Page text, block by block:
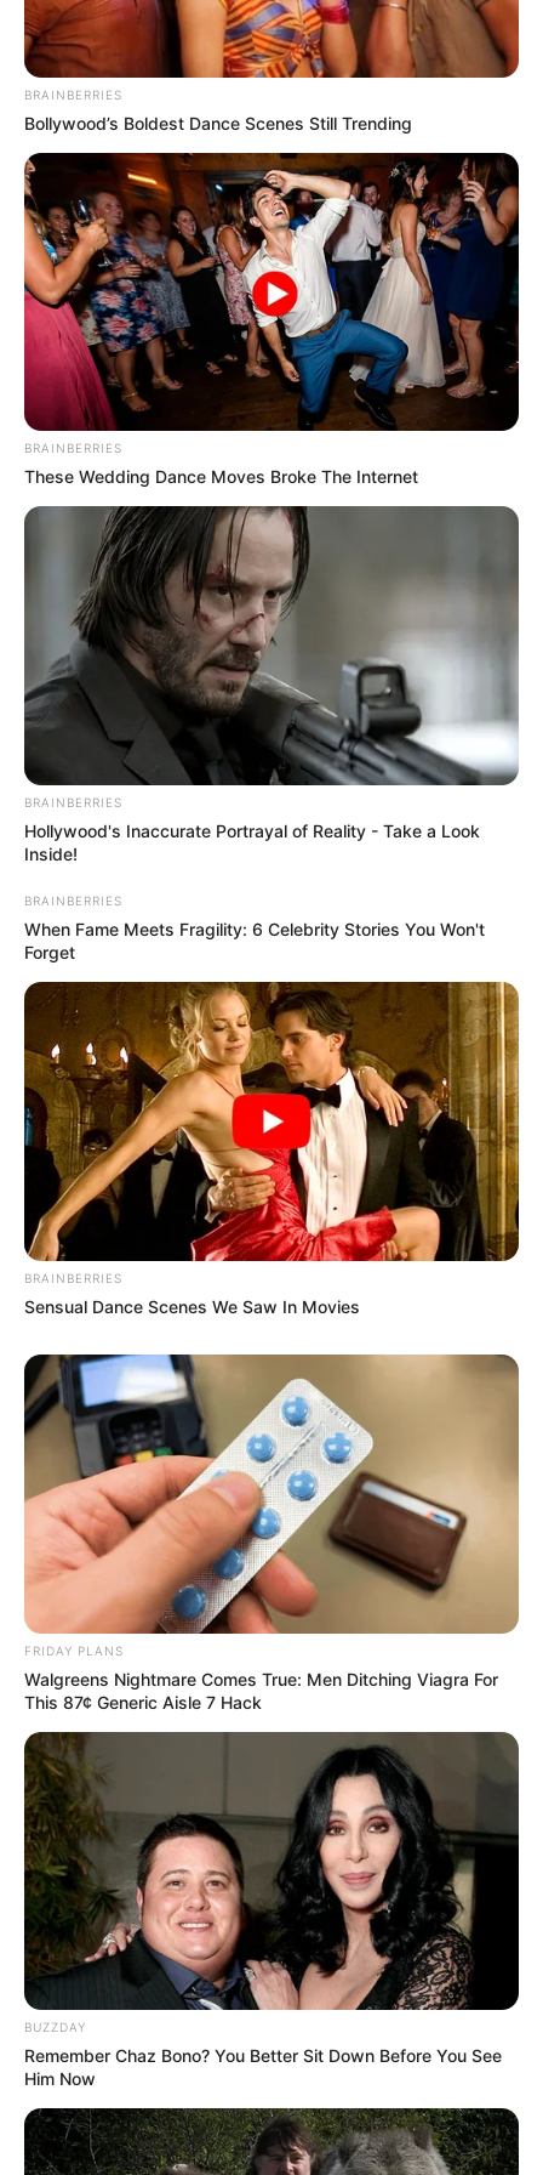
Fremdenverkehrsamt und Tourist Information
Veranstaltung für Braunfels eintragen
Weitere Informationen über Braunfels im Internet:
www.braunfels.de
de.wikipedia.org/wiki/Braunfels
Kauf- und Lesetipps:Reiseführer Braunfels
Hotel Braunfelshier buchen
Lage des Schlosses in Braunfels:
Hier kann dieRoute zu diesem Ausflugsziel
werden, auch vom aktuellen Standort
bieten wir die GPS-Daten als Wegpunkt zum
im GPX-Formatan, für den Import in Navigationsgeräten
und in Google Earth. Die GPS-Daten lauten: Latitude
(entspricht dem Breitengrad) = 50.51403 und Longitude
(entspricht dem Längengrad) = 8.38726.
Das Schloss Braunfels in der Stadt Braunfels mit
dem Stadtplan von OpenStreetMap:
Lageplan als größere Karte zeigen.
Deutschlandweit Veranstaltung kostenlos
Bilderfreigabe: Die Bilder dieser Seite dürfen unter
bestimmten Bedingungen für private und kommerzielle
Zwecke kostenlos benutzt werden. Weiteres siehe
Bilderfreigabe
Das Wissen, das die Bauern schon seit Jahrtausenden
bei der Tier- und Pflanzenzucht anwenden, hatte
Charles Darwin 1858 der universitären Welt gelehrt. Die
mussten die Abstammungslehre ja endlich auch mal
lernen.
weitere Kalauer
Quermania folgen: Impressum & Kontakt
BRAINBERRIES
Bollywood’s Boldest Dance Scenes Still Trending
BRAINBERRIES
These Wedding Dance Moves Broke The Internet
BRAINBERRIES
Hollywood's Inaccurate Portrayal of Reality - Take a Look
Inside!
BRAINBERRIES
When Fame Meets Fragility: 6 Celebrity Stories You Won't
Forget
BRAINBERRIES
Sensual Dance Scenes We Saw In Movies
FRIDAY PLANS
Walgreens Nightmare Comes True: Men Ditching Viagra For
This 87¢ Generic Aisle 7 Hack
BUZZDAY
Remember Chaz Bono? You Better Sit Down Before You See
Him Now